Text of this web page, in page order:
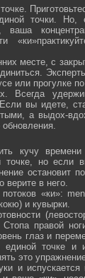
точки. Но,
месте, с
или прогулке
Всегда
вы идете,
а выдох-
кучу времени
точке, но
остановит
верите в него.
«ки»:
и кувырки.
правой
глаз и
точке и
это
и